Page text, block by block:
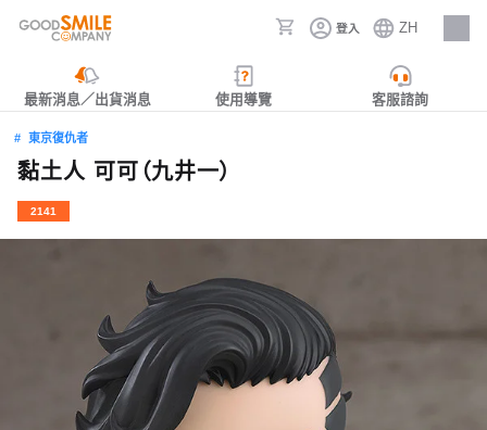
登入 ZH
人才招募
最新消息／出貨消息 使用導覽 客服諮詢
東京復仇者
黏土人 可可（九井一）
2141